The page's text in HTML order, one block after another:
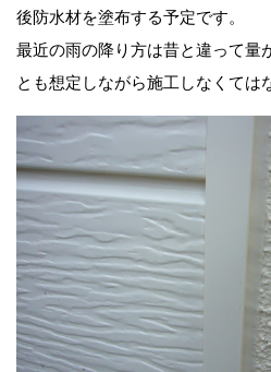
後防水材を塗布する予定です。
最近の雨の降り方は昔と違って量
とも想定しながら施工しなくては